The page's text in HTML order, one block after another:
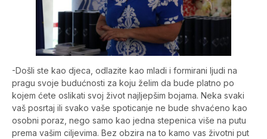
-Došli ste kao djeca, odlazite kao mladi i formirani ljudi na
pragu svoje budućnosti za koju želim da bude platno po
kojem ćete oslikati svoj život najljepšim bojama. Neka svaki
vaš posrtaj ili svako vaše spoticanje ne bude shvaćeno kao
osobni poraz, nego samo kao jedna stepenica više na putu
prema vašim ciljevima. Bez obzira na to kamo vas životni put